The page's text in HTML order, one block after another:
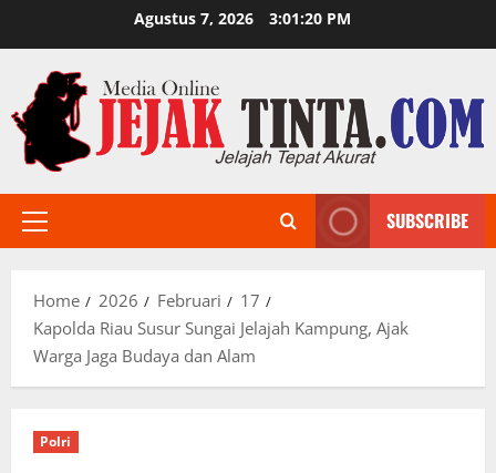
to
content
Agustus 7, 2026 3:01:22 PM
Primary
SUBSCRIBE
Home 2026 Februari
17
Kapolda Riau Susur Sungai Jelajah Kampung, Ajak
Warga Jaga Budaya dan Alam
Polri